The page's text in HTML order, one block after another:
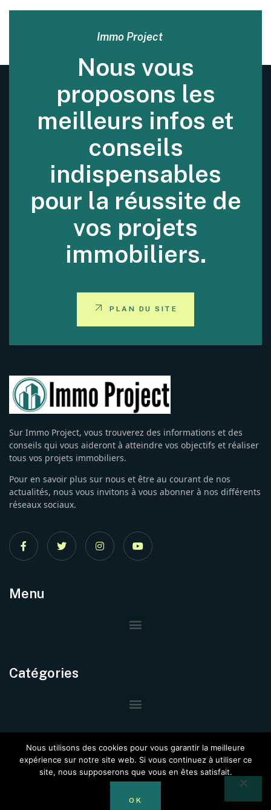
Immo Project
Nous vous
proposons les
meilleurs infos et
conseils
indispensables
pour la réussite de
vos projets
immobiliers.
PLAN DU SITE
Sur Immo Project, vous trouverez des informations et des
conseils qui vous aideront à atteindre vos objectifs et réaliser
tous vos projets immobiliers.
Pour en savoir plus sur nous et être au courant de nos
actualités, nous vous invitons à vous abonner à nos différents
réseaux sociaux.
Menu
Catégories
Immo Project@2024. Tous Droits Réservés.
Nous utilisons des cookies pour vous garantir la meilleure
expérience sur notre site web. Si vous continuez à utiliser ce
site, nous supposerons que vous en êtes satisfait.
OK